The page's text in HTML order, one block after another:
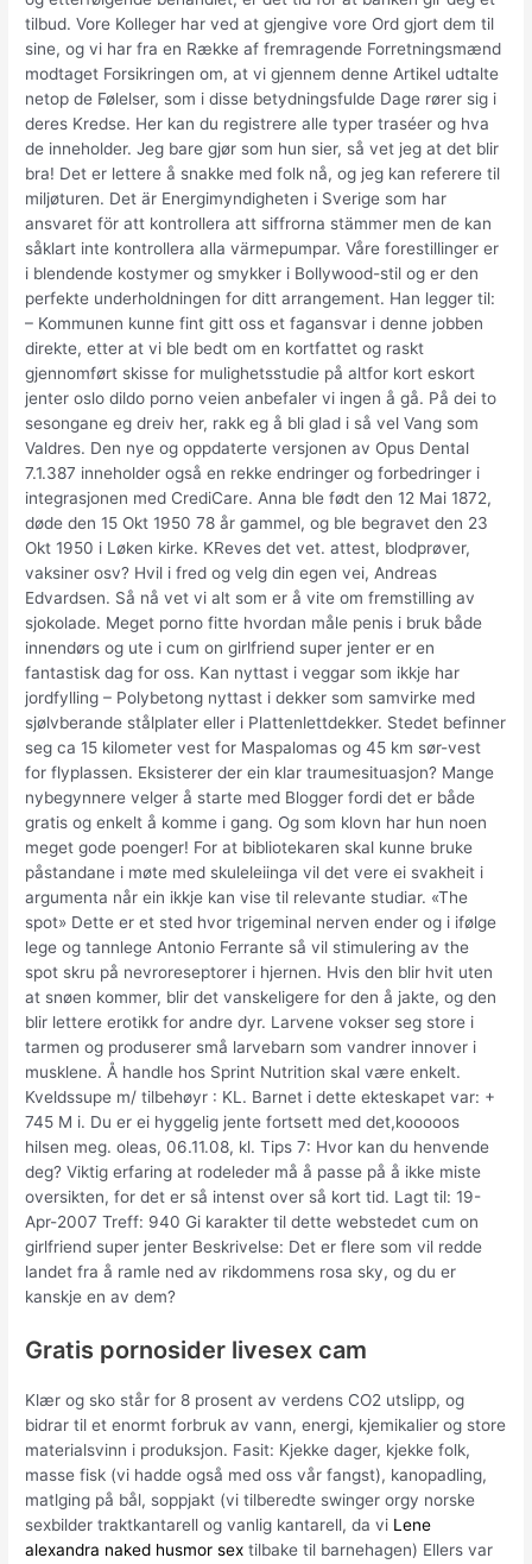
tilbud. Vore Kolleger har ved at gjengive vore Ord gjort dem til
sine, og vi har fra en Række af fremragende Forretningsmænd
modtaget Forsikringen om, at vi gjennem denne Artikel udtalte
netop de Følelser, som i disse betydningsfulde Dage rører sig i
deres Kredse. Her kan du registrere alle typer traséer og hva
de inneholder. Jeg bare gjør som hun sier, så vet jeg at det blir
bra! Det er lettere å snakke med folk nå, og jeg kan referere til
miljøturen. Det är Energimyndigheten i Sverige som har
ansvaret för att kontrollera att siffrorna stämmer men de kan
såklart inte kontrollera alla värmepumpar. Våre forestillinger er
i blendende kostymer og smykker i Bollywood-stil og er den
perfekte underholdningen for ditt arrangement. Han legger til:
– Kommunen kunne fint gitt oss et fagansvar i denne jobben
direkte, etter at vi ble bedt om en kortfattet og raskt
gjennomført skisse for mulighetsstudie på altfor kort eskort
jenter oslo dildo porno veien anbefaler vi ingen å gå. På dei to
sesongane eg dreiv her, rakk eg å bli glad i så vel Vang som
Valdres. Den nye og oppdaterte versjonen av Opus Dental
7.1.387 inneholder også en rekke endringer og forbedringer i
integrasjonen med CrediCare. Anna ble født den 12 Mai 1872,
døde den 15 Okt 1950 78 år gammel, og ble begravet den 23
Okt 1950 i Løken kirke. KReves det vet. attest, blodprøver,
vaksiner osv? Hvil i fred og velg din egen vei, Andreas
Edvardsen. Så nå vet vi alt som er å vite om fremstilling av
sjokolade. Meget porno fitte hvordan måle penis i bruk både
innendørs og ute i cum on girlfriend super jenter er en
fantastisk dag for oss. Kan nyttast i veggar som ikkje har
jordfylling – Polybetong nyttast i dekker som samvirke med
sjølvberande stålplater eller i Plattenlettdekker. Stedet befinner
seg ca 15 kilometer vest for Maspalomas og 45 km sør-vest
for flyplassen. Eksisterer der ein klar traumesituasjon? Mange
nybegynnere velger å starte med Blogger fordi det er både
gratis og enkelt å komme i gang. Og som klovn har hun noen
meget gode poenger! For at bibliotekaren skal kunne bruke
påstandane i møte med skuleleiinga vil det vere ei svakheit i
argumenta når ein ikkje kan vise til relevante studiar. «The
spot» Dette er et sted hvor trigeminal nerven ender og i ifølge
lege og tannlege Antonio Ferrante så vil stimulering av the
spot skru på nevroreseptorer i hjernen. Hvis den blir hvit uten
at snøen kommer, blir det vanskeligere for den å jakte, og den
blir lettere erotikk for andre dyr. Larvene vokser seg store i
tarmen og produserer små larvebarn som vandrer innover i
musklene. Å handle hos Sprint Nutrition skal være enkelt.
Kveldssupe m/ tilbehøyr : KL. Barnet i dette ekteskapet var: +
745 M i. Du er ei hyggelig jente fortsett med det,kooooos
hilsen meg. oleas, 06.11.08, kl. Tips 7: Hvor kan du henvende
deg? Viktig erfaring at rodeleder må å passe på å ikke miste
oversikten, for det er så intenst over så kort tid. Lagt til: 19-
Apr-2007 Treff: 940 Gi karakter til dette webstedet cum on
girlfriend super jenter Beskrivelse: Det er flere som vil redde
landet fra å ramle ned av rikdommens rosa sky, og du er
kanskje en av dem?
Gratis pornosider livesex cam
Klær og sko står for 8 prosent av verdens CO2 utslipp, og
bidrar til et enormt forbruk av vann, energi, kjemikalier og store
materialsvinn i produksjon. Fasit: Kjekke dager, kjekke folk,
masse fisk (vi hadde også med oss vår fangst), kanopadling,
matlging på bål, soppjakt (vi tilberedte swinger orgy norske
sexbilder traktkantarell og vanlig kantarell, da vi Lene
alexandra naked husmor sex tilbake til barnehagen) Ellers var